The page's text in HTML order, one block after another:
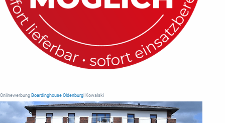
Onlinewerbung Boardinghouse Oldenburg | Kowalski